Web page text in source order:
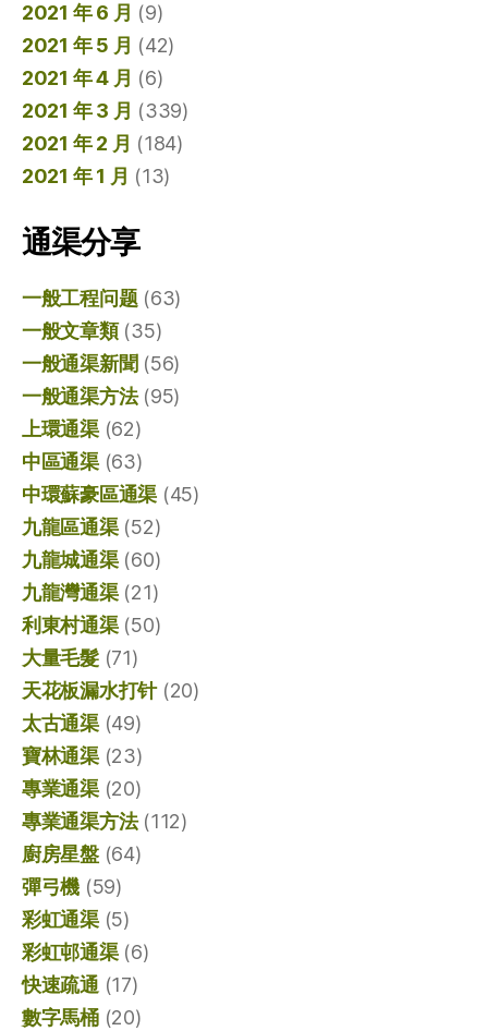
2021 年 6 月 (9)
2021 年 5 月 (42)
2021 年 4 月 (6)
2021 年 3 月 (339)
2021 年 2 月 (184)
2021 年 1 月 (13)
通渠分享
一般工程问题(63)
一般文章類(35)
一般通渠新聞 (56)
一般通渠方法(95)
上環通渠(62)
中區通渠(63)
中環蘇豪區通渠 (45)
九龍區通渠(52)
九龍城通渠(60)
九龍灣通渠(21)
利東村通渠(50)
大量毛髮(71)
天花板漏水打针(20)
太古通渠(49)
寶林通渠(23)
專業通渠(20)
專業通渠方法(112)
廚房星盤(64)
彈弓機 (59)
彩虹通渠(5)
彩虹邨通渠(6)
快速疏通(17)
數字馬桶(20)